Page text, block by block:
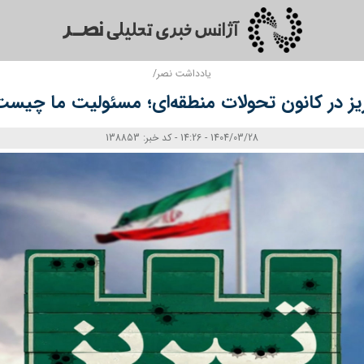
یادداشت نصر/
در کانون تحولات منطقه‌ای؛ مسئولیت ما
1404/03/28 - 14:26 - کد خبر: 138853